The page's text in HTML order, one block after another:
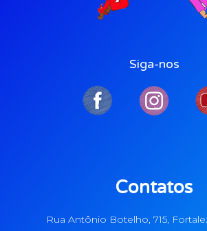
Siga-nos
Contatos
Rua Antônio Botelho, 715,